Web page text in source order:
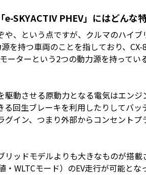
SKYACTIV PHEV」にはどんな
、という点ですが、クルマのハイ
を持つ車両のことを指しており、CX-
ーターという2つの動力源を持ってい
動させる原動力となる電気はエンジ
回生ブレーキを利用したりしてバ
イン、つまり外部からコンセントプ
ッドモデルよりも大きなものが搭載
WLTCモード）のEV走行が可能とな